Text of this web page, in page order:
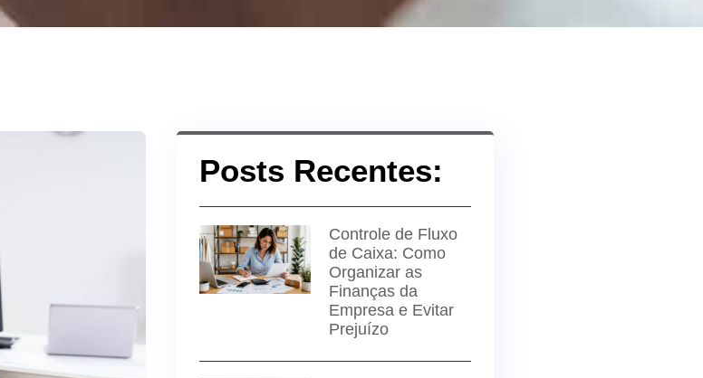
Posts Recentes:
Controle de Fluxo
de Caixa: Como
Organizar as
Finanças da
Empresa e Evitar
Prejuízo